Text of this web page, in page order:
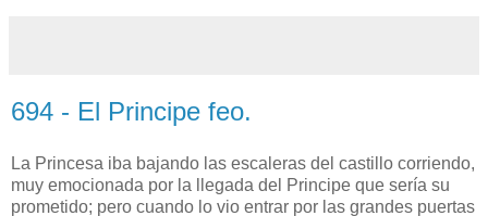
694 - El Principe feo.
La Princesa iba bajando las escaleras del castillo corriendo,
muy emocionada por la llegada del Principe que sería su
prometido; pero cuando lo vio entrar por las grandes puertas